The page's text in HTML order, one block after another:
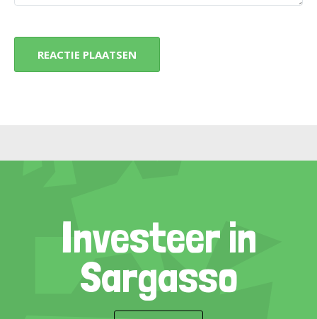
Investeer in
Sargasso